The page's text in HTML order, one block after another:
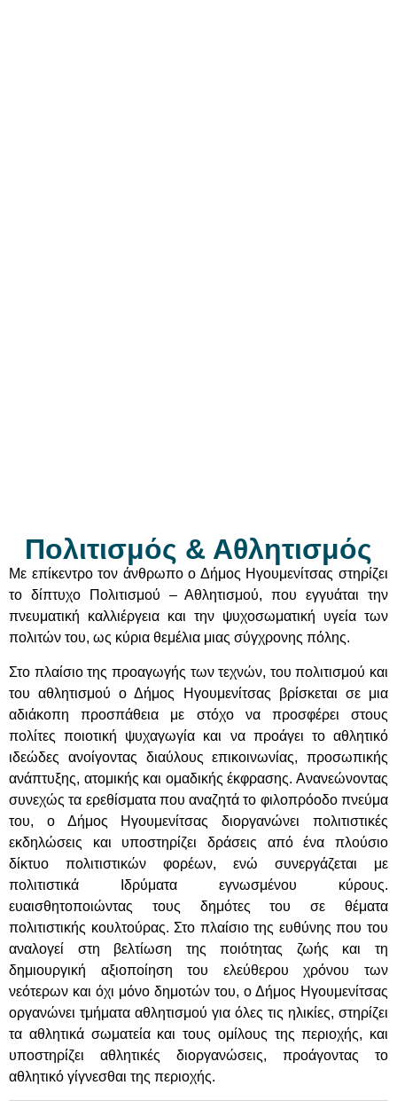
Πολιτισμός & Αθλητισμός
Με επίκεντρο τον άνθρωπο ο Δήμος Ηγουμενίτσας στηρίζει
το δίπτυχο Πολιτισμού – Αθλητισμού, που εγγυάται την
πνευματική καλλιέργεια και την ψυχοσωματική υγεία των
πολιτών του, ως κύρια θεμέλια μιας σύγχρονης πόλης.
Στο πλαίσιο της προαγωγής των τεχνών, του πολιτισμού και
του αθλητισμού ο Δήμος Ηγουμενίτσας βρίσκεται σε μια
αδιάκοπη προσπάθεια με στόχο να προσφέρει στους
πολίτες ποιοτική ψυχαγωγία και να προάγει το αθλητικό
ιδεώδες ανοίγοντας διαύλους επικοινωνίας, προσωπικής
ανάπτυξης, ατομικής και ομαδικής έκφρασης. Ανανεώνοντας
συνεχώς τα ερεθίσματα που αναζητά το φιλοπρόοδο πνεύμα
του, ο Δήμος Ηγουμενίτσας διοργανώνει πολιτιστικές
εκδηλώσεις και υποστηρίζει δράσεις από ένα πλούσιο
δίκτυο πολιτιστικών φορέων, ενώ συνεργάζεται με
πολιτιστικά Ιδρύματα εγνωσμένου κύρους.
ευαισθητοποιώντας τους δημότες του σε θέματα
πολιτιστικής κουλτούρας. Στο πλαίσιο της ευθύνης που του
αναλογεί στη βελτίωση της ποιότητας ζωής και τη
δημιουργική αξιοποίηση του ελεύθερου χρόνου των
νεότερων και όχι μόνο δημοτών του, ο Δήμος Ηγουμενίτσας
οργανώνει τμήματα αθλητισμού για όλες τις ηλικίες, στηρίζει
τα αθλητικά σωματεία και τους ομίλους της περιοχής, και
υποστηρίζει αθλητικές διοργανώσεις, προάγοντας το
αθλητικό γίγνεσθαι της περιοχής.